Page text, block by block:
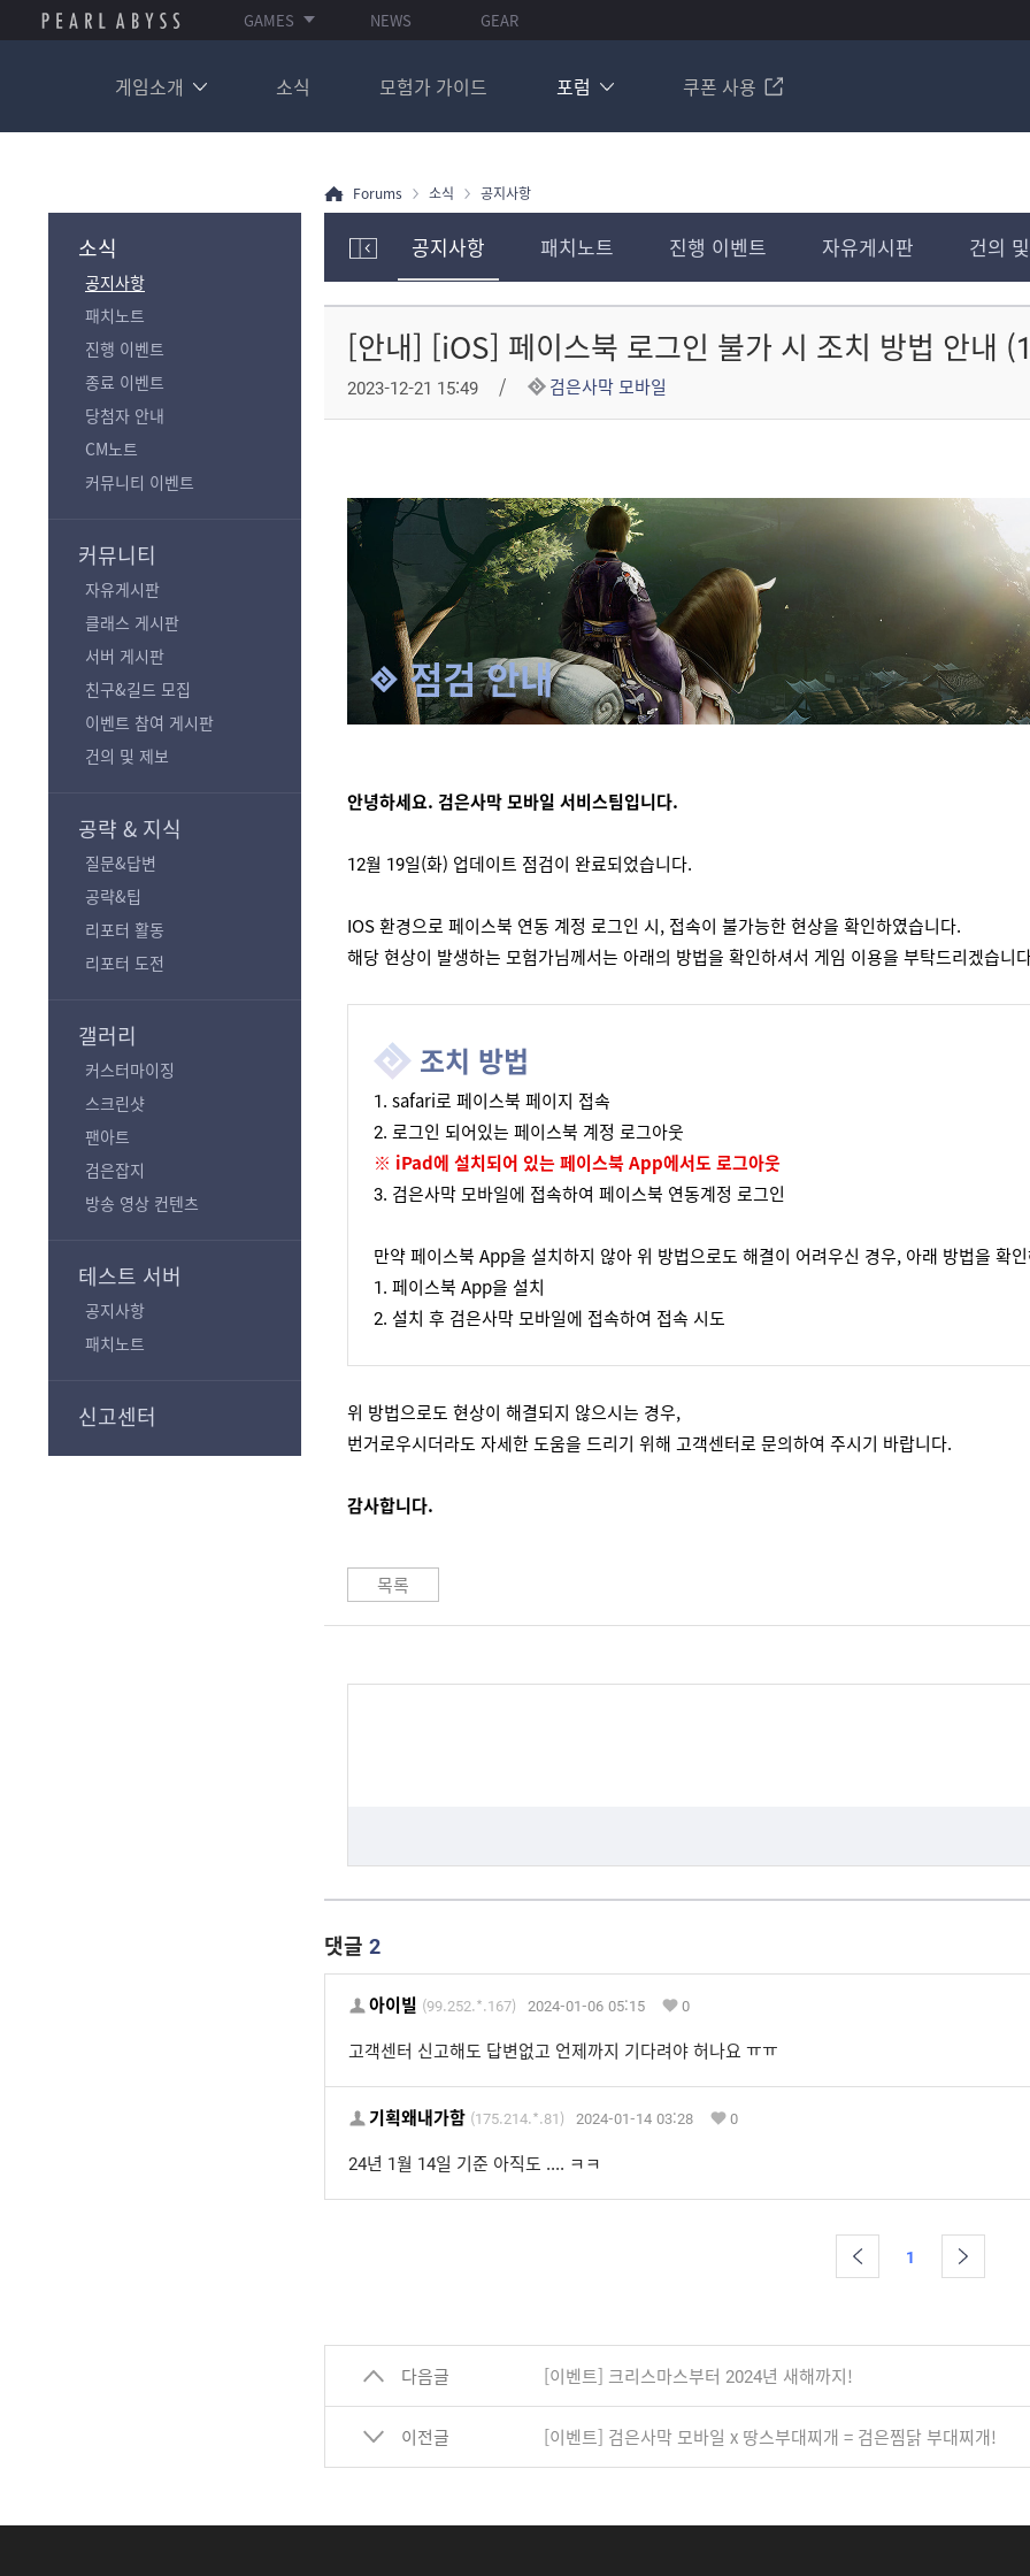
GAMES NEWS GEAR
게임소개 소식 모험가 가이드 포럼 쿠폰 사용
소식
공지사항
패치노트
진행 이벤트
종료 이벤트
당첨자 안내
CM노트
커뮤니티 이벤트
커뮤니티
자유게시판
클래스 게시판
서버 게시판
친구&길드 모집
이벤트 참여 게시판
건의 및 제보
공략 & 지식
질문&답변
공략&팁
리포터 활동
리포터 도전
갤러리
커스터마이징
스크린샷
팬아트
검은잡지
방송 영상 컨텐츠
테스트 서버
공지사항
패치노트
신고센터
모
험
가
럼
테
고
공지사항 패치노트 진행 이벤트 자유게시판 건의
Forums 소식 공지사항
[안내] [iOS] 페이스북 로그인 불가 시 조치 방법 안내
2023-12-21 15:49 검은사막 모바일
점검 안내
안녕하세요. 검은사막 모바일 서비스팀입니다.
12월 19일(화) 업데이트 점검이 완료되었습니다.
IOS 환경으로 페이스북 연동 계정 로그인 시, 접속이 불가능한 현상을 확인하였습니다.
해당 현상이 발생하는 모험가님께서는 아래의 방법을 확인하셔서 게임 이용을 부탁드리겠습니
조치 방법
1. safari로 페이스북 페이지 접속
2. 로그인 되어있는 페이스북 계정 로그아웃
※ iPad에 설치되어 있는 페이스북 App에서도 로그아웃
3. 검은사막 모바일에 접속하여 페이스북 연동계정 로그인
만약 페이스북 App을 설치하지 않아 위 방법으로도 해결이 어려우신 경우, 아래 방법을 확
1. 페이스북 App을 설치
2. 설치 후 검은사막 모바일에 접속하여 접속 시도
위 방법으로도 현상이 해결되지 않으시는 경우,
번거로우시더라도 자세한 도움을 드리기 위해 고객센터로 문의하여 주시기 바랍니다.
감사합니다.
목록
댓글 2
아이빌 (99.252.*.167) 2024-01-06 05:15 0
고객센터 신고해도 답변없고 언제까지 기다려야 허나요 ㅠㅠ
기획왜내가함 (175.214.*.81) 2024-01-14 03:28 0
24년 1월 14일 기준 아직도 .... ㅋㅋ
1
다음글 [이벤트] 크리스마스부터 2024년 새해까지!
이전글 [이벤트] 검은사막 모바일 x 땅스부대찌개 = 검은찜닭 부대찌개!